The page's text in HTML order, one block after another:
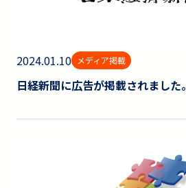
2024.01.10 メディア掲載
日経新聞に広告が掲載されました。